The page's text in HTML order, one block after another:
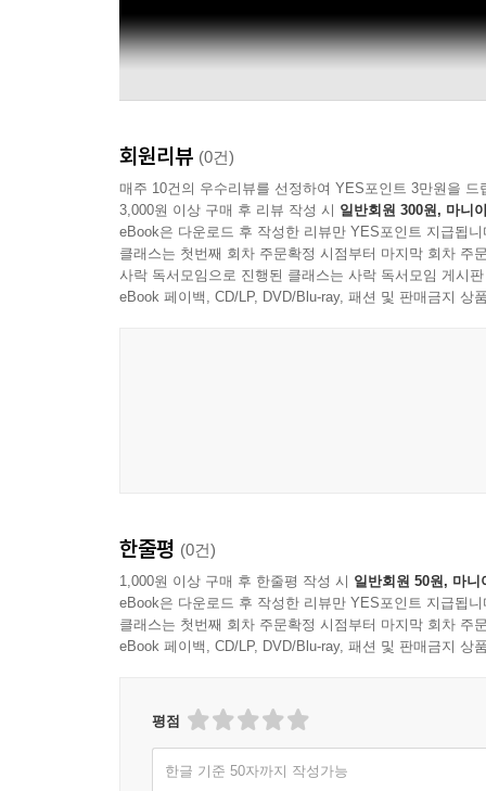
회원리뷰 (0건)
매주 10건의 우수리뷰를 선정하여 YES포인트 3만원을 드
3,000원 이상 구매 후 리뷰 작성 시 일반회원 300원, 마니
eBook은 다운로드 후 작성한 리뷰만 YES포인트 지급됩니
클래스는 첫번째 회차 주문확정 시점부터 마지막 회차 주
사락 독서모임으로 진행된 클래스는 사락 독서모임 게시
eBook 페이백, CD/LP, DVD/Blu-ray, 패션 및 판매금지 상
한줄평 (0건)
1,000원 이상 구매 후 한줄평 작성 시 일반회원 50원, 마니
eBook은 다운로드 후 작성한 리뷰만 YES포인트 지급됩니
클래스는 첫번째 회차 주문확정 시점부터 마지막 회차 주
eBook 페이백, CD/LP, DVD/Blu-ray, 패션 및 판매금지 상
평점
한글 기준 50자까지 작성가능